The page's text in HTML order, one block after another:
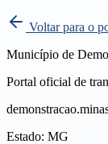
Voltar para o
Município de
Portal oficial de
Estado: MG